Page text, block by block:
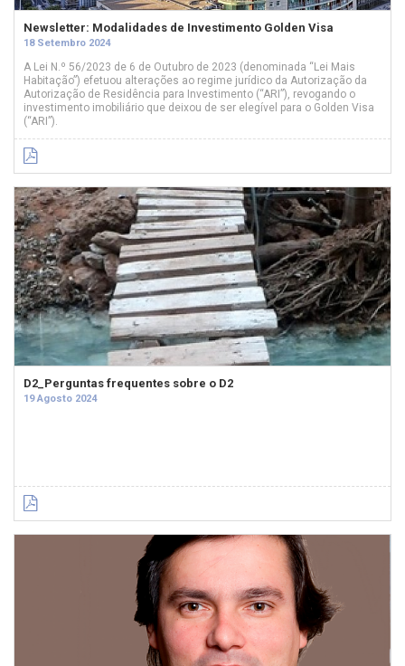
Newsletter: Modalidades de Investimento Golden Visa
18 Setembro 2024
A Lei N.º 56/2023 de 6 de Outubro de 2023 (denominada “Lei Mais
Habitação”) efetuou alterações ao regime jurídico da Autorização da
Autorização de Residência para Investimento (“ARI”), revogando o
investimento imobiliário que deixou de ser elegível para o Golden Visa
(“ARI”).
D2_Perguntas frequentes sobre o D2
19 Agosto 2024